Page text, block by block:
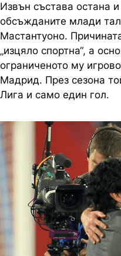
Извън състава остана
обсъжданите млади
Мастантуоно.
„изцяло спортна“, а
ограниченото му
Мадрид. През сезона
Лига и само един гол.